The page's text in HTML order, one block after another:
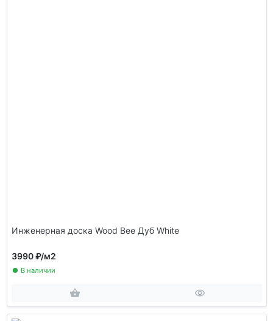
Инженерная доска Wood Bee Дуб White
3990 ₽/м2
В наличии